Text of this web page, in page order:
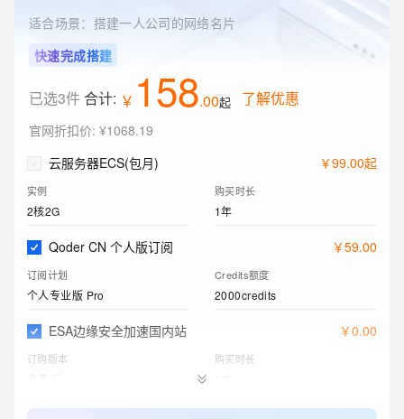
适合场景：搭建一人公司的网络名片
快速完成搭建
已选3件合计: ￥ 158.00起 了解优惠
官网折扣价: ¥1068.19
云服务器ECS(包月)
￥99.00起
实例
2核2G
购买时长
1年
Qoder CN 个人版订阅 ￥59.00
订阅计划
个人专业版 Pro
Credits额度
2000credits
ESA边缘安全加速国内站 ￥0.00
订购版本 购买时长